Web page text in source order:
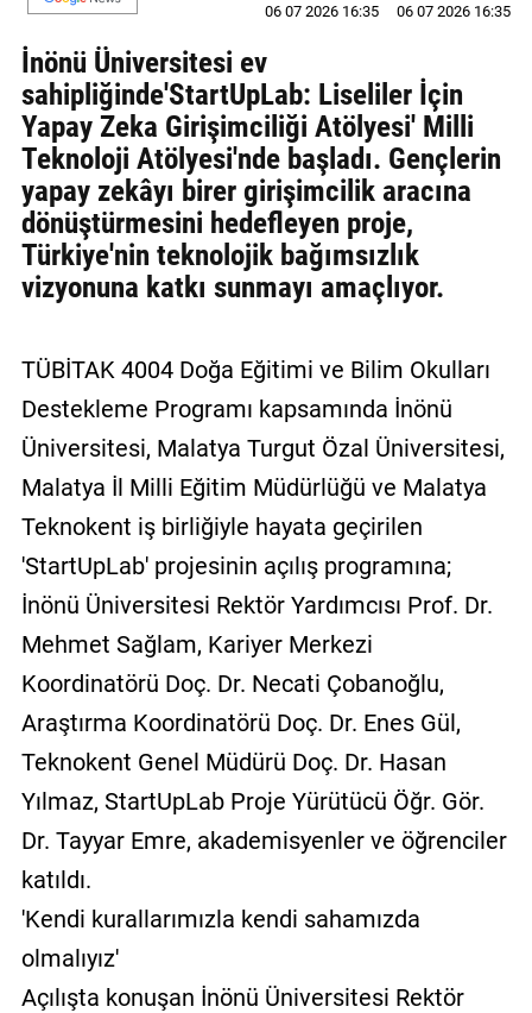
YAZARLAR
BİZE
ULAŞIN
Künye
İletişim
Gizlilik
Politikası
06 07 2026 16:35
06 07 2026 16:35
İnönü Üniversitesi ev
sahipliğinde'StartUpLab: Liseliler İçin
Yapay Zeka Girişimciliği Atölyesi' Milli
Teknoloji Atölyesi'nde başladı. Gençlerin
yapay zekâyı birer girişimcilik aracına
dönüştürmesini hedefleyen proje,
Türkiye'nin teknolojik bağımsızlık
vizyonuna katkı sunmayı amaçlıyor.
TÜBİTAK 4004 Doğa Eğitimi ve Bilim Okulları
Destekleme Programı kapsamında İnönü
Üniversitesi, Malatya Turgut Özal Üniversitesi,
Malatya İl Milli Eğitim Müdürlüğü ve Malatya
Teknokent iş birliğiyle hayata geçirilen
'StartUpLab' projesinin açılış programına;
İnönü Üniversitesi Rektör Yardımcısı Prof. Dr.
Mehmet Sağlam, Kariyer Merkezi
Koordinatörü Doç. Dr. Necati Çobanoğlu,
Araştırma Koordinatörü Doç. Dr. Enes Gül,
Teknokent Genel Müdürü Doç. Dr. Hasan
Yılmaz, StartUpLab Proje Yürütücü Öğr. Gör.
Dr. Tayyar Emre, akademisyenler ve öğrenciler
katıldı.
'Kendi kurallarımızla kendi sahamızda
olmalıyız'
Açılışta konuşan İnönü Üniversitesi Rektör